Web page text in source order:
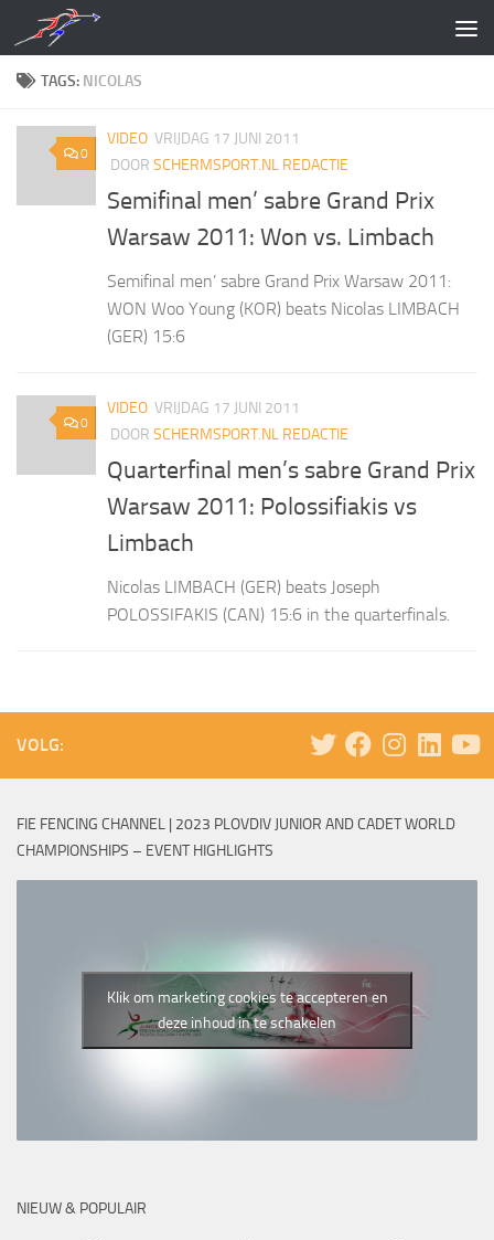
Doorgaan naar inhoud
TAGS: NICOLAS
0
VIDEO VRIJDAG 17 JUNI 2011
DOOR SCHERMSPORT.NL REDACTIE
Semifinal men’ sabre Grand Prix
Warsaw 2011: Won vs. Limbach
Semifinal men’ sabre Grand Prix Warsaw 2011:
WON Woo Young (KOR) beats Nicolas LIMBACH
(GER) 15:6
0
VIDEO VRIJDAG 17 JUNI 2011
DOOR SCHERMSPORT.NL REDACTIE
Quarterfinal men’s sabre Grand Prix
Warsaw 2011: Polossifiakis vs
Limbach
Nicolas LIMBACH (GER) beats Joseph
POLOSSIFAKIS (CAN) 15:6 in the quarterfinals.
VOLG:
FIE FENCING CHANNEL | 2023 PLOVDIV JUNIOR AND CADET WORLD
CHAMPIONSHIPS – EVENT HIGHLIGHTS
Klik om marketing cookies te accepteren en
deze inhoud in te schakelen
NIEUW & POPULAIR